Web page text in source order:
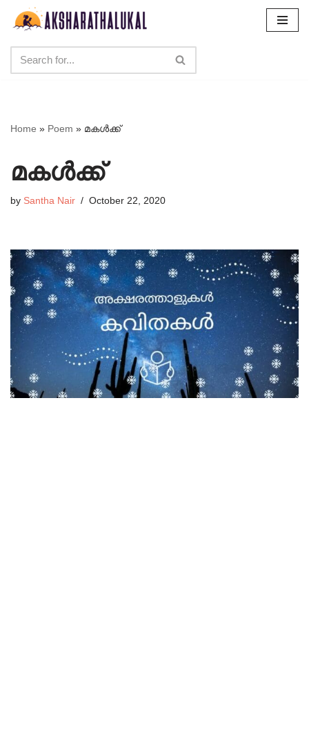
content
Home » Poem » മകൾക്ക്
മകൾക്ക്
by Santha Nair October 22, 2020